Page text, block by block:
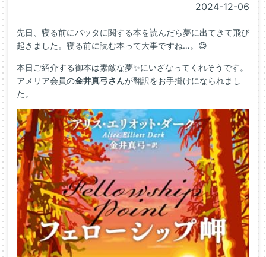
2024-12-06
先日、寝る前にバッタに関する本を読んだら夢に出てきて飛び
起きました。寝る前に読む本って大事ですね…。😅
本日ご紹介する御本は素敵な夢✨にいざなってくれそうです。
アメリア会員の金井真弓さんが翻訳をお手掛けになられまし
た。